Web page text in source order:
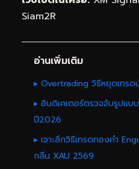
Siam2R
อ่านเพิ่มเติม
▸ Overtrading วิธีหยุดเทรด
▸ อินดิเคเตอร์ตรวจจับรูปแบ
ปี2026
▸ เจาะลึกวิธีเทรดทองคำ
กลืน XAU 2569